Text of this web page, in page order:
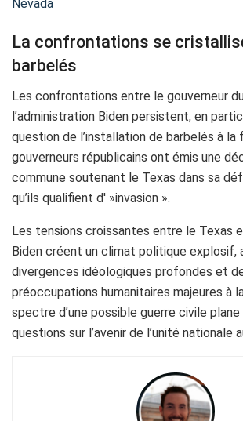
Nevada
La confrontations se
barbelés
Les confrontations entre le gouverneur
l’administration Biden persistent, en
question de l’installation de barbelés à la
gouverneurs républicains ont émis une
commune soutenant le Texas dans sa
qu’ils qualifient d' »invasion ».
Les tensions croissantes entre le Texas
Biden créent un climat politique explosif,
divergences idéologiques profondes et
préoccupations humanitaires majeures à
spectre d’une possible guerre civile
questions sur l’avenir de l’unité nationale